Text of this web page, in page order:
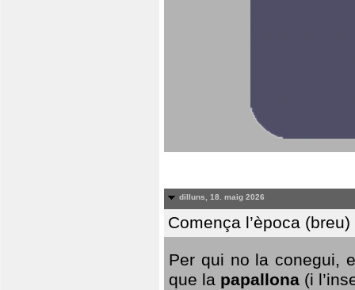
dilluns, 18. maig 2026
Comença l’època
Per qui no la conegui,
que la papallona (i